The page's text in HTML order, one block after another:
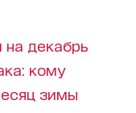
на декабрь
кому
зимы